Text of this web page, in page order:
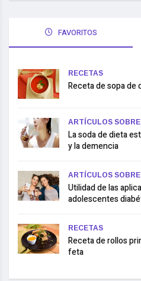
FAVORITOS
RECETAS
Receta de sopa de
ARTÍCULOS
La soda de dieta
y la demencia
ARTÍCULOS
Utilidad de las
adolescentes
RECETAS
Receta de rollos
feta